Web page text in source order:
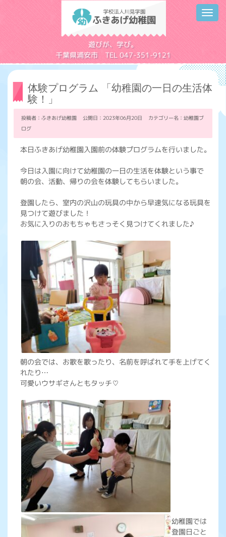
遊びが、学び。
千葉県浦安市 TEL 047-351-9121
体験プログラム 「幼稚園の一日の生活体
験！」
投稿者：ふきあげ幼稚園 公開日：2023年06月20日 カテゴリー名： 幼稚園ブ
ログ
本日ふきあげ幼稚園入園前の体験プログラムを行いました。
今日は入園に向けて幼稚園の一日の生活を体験という事で
朝の会、活動、帰りの会を体験してもらいました。
登園したら、室内の沢山の玩具の中から早速気になる玩具を
見つけて遊びました！
お気に入りのおもちゃもさっそく見つけてくれました♪
朝の会では、お歌を歌ったり、名前を呼ばれて手を上げてく
れたり…
可愛いウサギさんともタッチ♡
幼稚園では
登園日ごと